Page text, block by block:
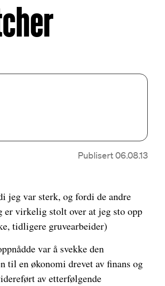
Publisert 06.08.13
jeg var sterk, og fordi de andre
er virkelig stolt over at jeg sto opp
tidligere gruvearbeider)
var å svekke den
til en økonomi drevet av finans og
av etterfølgende